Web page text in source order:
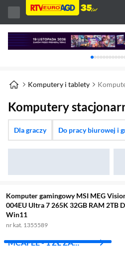
Komputery i tablety
Komputery
Dla graczy Do pracy biurowej i
Komputer gamingowy MSI MEG
004EU Ultra 7 265K 32GB RAM 2TB
Win11
nr kat. 1355589
MCAFEE - 1 ZŁ ZA